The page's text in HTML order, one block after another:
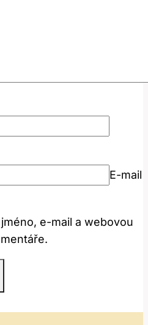
E-mail
e-mail a webovou